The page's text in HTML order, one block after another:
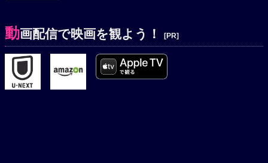
動画配信で映画を観よう！ [PR]